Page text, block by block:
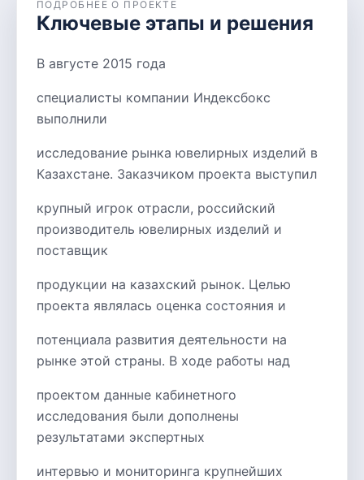
ПОДРОБНЕЕ О ПРОЕКТЕ
Ключевые этапы и решения
В августе 2015 года
специалисты компании Индексбокс
выполнили
исследование рынка ювелирных изделий в
Казахстане. Заказчиком проекта выступил
крупный игрок отрасли, российский
производитель ювелирных изделий и
поставщик
продукции на казахский рынок. Целью
проекта являлась оценка состояния и
потенциала развития деятельности на
рынке этой страны. В ходе работы над
проектом данные кабинетного
исследования были дополнены
результатами экспертных
интервью и мониторинга крупнейших